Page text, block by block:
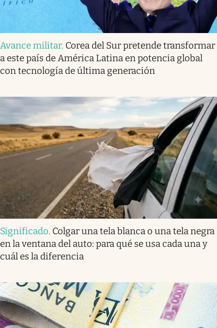
Avance militar. Corea del Sur pretende transformar
a este país de América Latina en potencia global
con tecnología de última generación
Significado. Colgar una tela blanca o una tela negra
en la ventana del auto: para qué se usa cada una y
cuál es la diferencia